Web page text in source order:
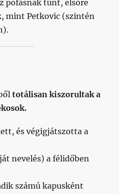
pofásnak tűnt, elsőre
mint Petkovic (szintén
totálisan kiszorultak a
és végigjátszotta a
nevelés) a félidőben
számú kapusként